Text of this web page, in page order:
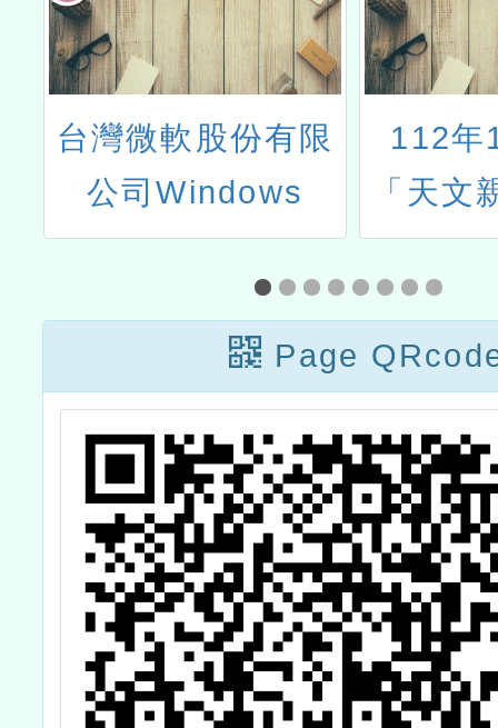
台灣微軟股份有限
公司Windows
Server 2012、
SQL Server
2014、Office
2016與Office
2019、Windows
10等上述5件產品
終止支援
112年
「天文
文館
Page